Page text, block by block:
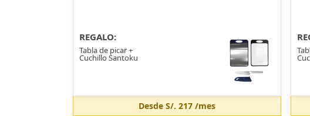
REGALO:
Tabla de picar +
Cuchillo Santoku
Desde S/. 217/mes